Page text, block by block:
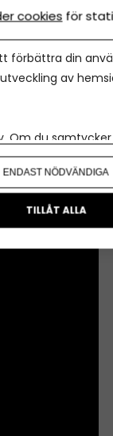
tidigare i
veta hur ett
cookies för
förbättra din
av
. Om du
hittar du den
ENDAST NÖDVÄNDIGA
TILLÅT ALLA